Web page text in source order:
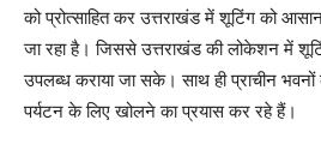
को प्रोत्साहित कर उत्तराखंड में शूटिंग को
जा रहा है। जिससे उत्तराखंड की लोकेशन में
उपलब्ध कराया जा सके। साथ ही प्राचीन भवनों
पर्यटन के लिए खोलने का प्रयास कर रहे हैं।